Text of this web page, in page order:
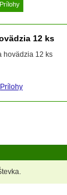
Prílohy
12 ks
hovädzia 12 ks
Prílohy